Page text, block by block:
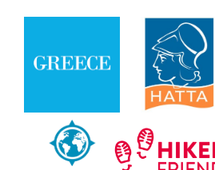
Χριστούγεννα
Καγιάκ
Θρησκευτικός τουρισμός
Ενοικίαση Ποδηλάτων